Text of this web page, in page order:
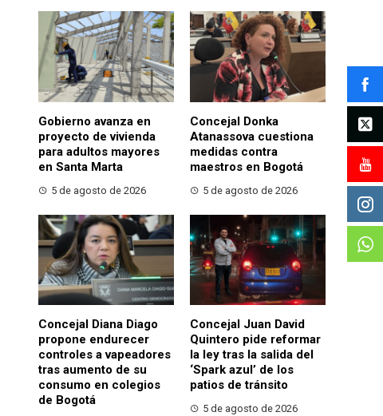
Gobierno avanza en
proyecto de vivienda
para adultos mayores
en Santa Marta
5 de agosto de 2026
Concejal Donka
Atanassova cuestiona
medidas contra
maestros en Bogotá
5 de agosto de 2026
Concejal Diana Diago
propone endurecer
controles a vapeadores
tras aumento de su
consumo en colegios
de Bogotá
Concejal Juan David
Quintero pide reformar
la ley tras la salida del
‘Spark azul’ de los
patios de tránsito
5 de agosto de 2026